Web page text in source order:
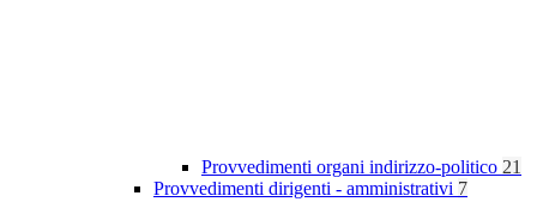
Provvedimenti organi indirizzo-politico 21
Provvedimenti dirigenti - amministrativi 7